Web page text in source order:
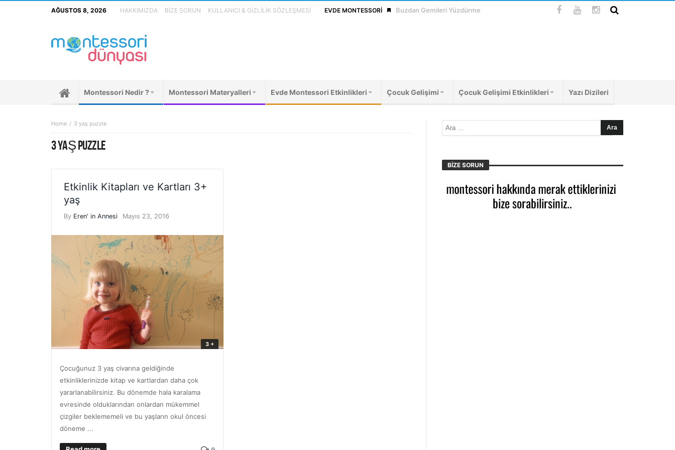
AĞUSTOS 8, 2026 HAKKIMIZDA BIZE SORUN KULLANICI & GIZLILIK SÖZLEŞMESI EVDE MONTESSORI Buzdan Gemileri Yüzdürme
Montessori Nedir ? Montessori Materyalleri Evde Montessori Etkinlikleri Çocuk Gelişimi Çocuk Gelişimi Etkinlikleri Yazı Dizileri
Home 3 yaş puzzle
3 YAŞ PUZZLE
Etkinlik Kitapları ve Kartları 3+
yaş
By Eren' in Annesi Mayıs 23, 2016
3 +
Çocuğunuz 3 yaş civarına geldiğinde
etkinliklerinizde kitap ve kartlardan daha çok
yararlanabilirsiniz. Bu dönemde hala karalama
evresinde olduklarından onlardan mükemmel
çizgiler beklememeli ve bu yaşların okul öncesi
döneme ...
BIZE SORUN